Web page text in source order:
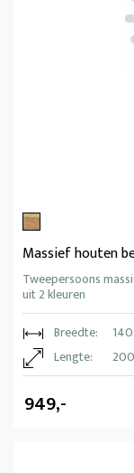
Massief houten
Tweepersoons
uit 2 kleuren
Breedte:
Lengte:
949,-